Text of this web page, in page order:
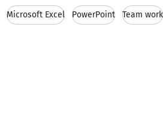
Microsoft Excel PowerPoint Team work